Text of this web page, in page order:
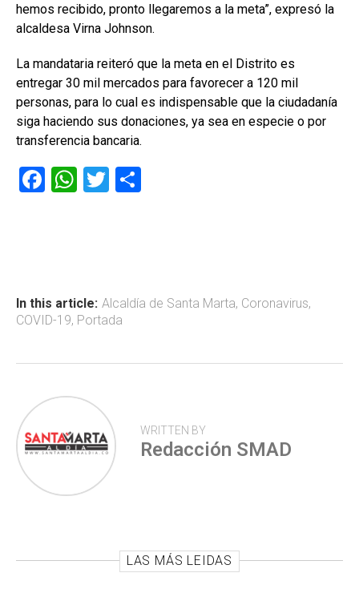
hemos recibido, pronto llegaremos a la meta”, expresó la
alcaldesa Virna Johnson.
La mandataria reiteró que la meta en el Distrito es
entregar 30 mil mercados para favorecer a 120 mil
personas, para lo cual es indispensable que la ciudadanía
siga haciendo sus donaciones, ya sea en especie o por
transferencia bancaria.
F
ok
W
p
p
T
tir
In this article: Alcaldía de Santa Marta, Coronavirus,
COVID-19, Portada
WRITTEN BY
Redacción SMAD
LAS MÁS LEIDAS